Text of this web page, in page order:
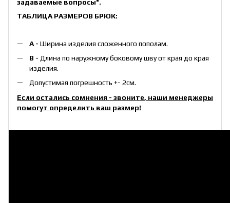
задаваемые вопросы".
ТАБЛИЦА РАЗМЕРОВ БРЮК:
А - Ширина изделия сложенного пополам.
B - Длина по наружному боковому шву от края до края
изделия.
Допустимая погрешность +- 2см.
Если остались сомнения - звоните, наши менеджеры
помогут определить ваш размер!